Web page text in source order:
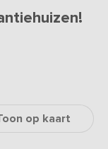
op kaart